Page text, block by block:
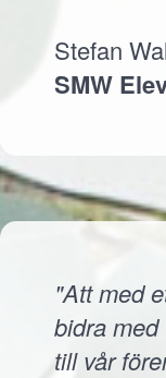
Stefan
SMW
"Att med
bidra
till vår